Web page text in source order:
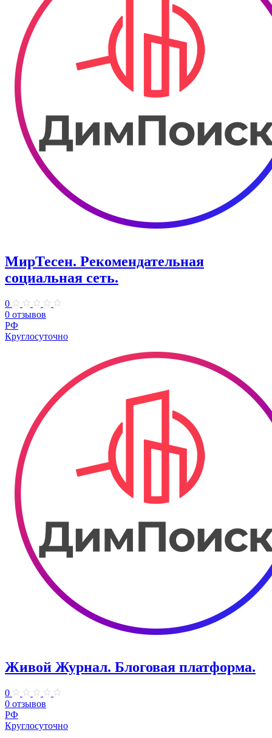
МирТесен. Рекомендательная
социальная сеть.
0
0 отзывов
РФ
Круглосуточно
Живой Журнал. Блоговая платформа.
0
0 отзывов
РФ
Круглосуточно